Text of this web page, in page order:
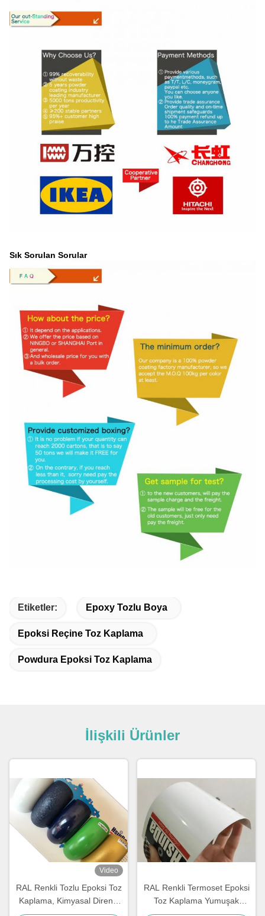
Sık Sorulan Sorular
Etiketler: Epoxy Tozlu Boya
Epoksi Reçine Toz Kaplama
Powdura Epoksi Toz Kaplama
İlişkili Ürünler
Video
RAL Renkli Tozlu Epoksi Toz
Kaplama, Kimyasal Direnci
Toz Kaplama
RAL Renkli Termoset Epoksi
Toz Kaplama Yumuşak
Yüksek Parlaklık Kaynak